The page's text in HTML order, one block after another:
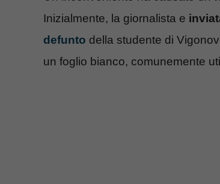
Inizialmente, la giornalista e
defunto della studente di
un foglio bianco, comunemente